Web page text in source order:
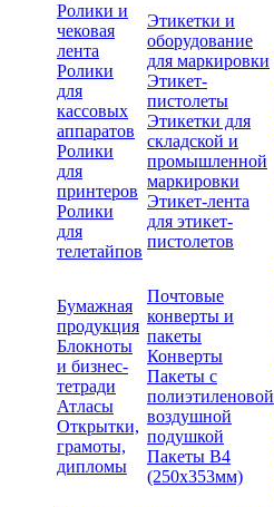
Ролики и
чековая
лента
Ролики
для
кассовых
аппаратов
Ролики
для
принтеров
Ролики
для
телетайпов
Этикетки и
оборудование
для маркировки
Этикет-
пистолеты
Этикетки для
складской и
промышленной
маркировки
Этикет-лента
для этикет-
пистолетов
Бумажная
продукция
Блокноты
и бизнес-
тетради
Атласы
Открытки,
грамоты,
дипломы
Почтовые
конверты и
пакеты
Конверты
Пакеты с
полиэтиленовой
воздушной
подушкой
Пакеты В4
(250х353мм)